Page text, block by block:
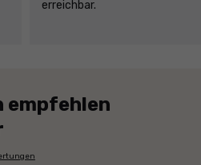
erreichbar.
empfehlen